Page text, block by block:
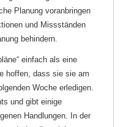
Planung voranbringen
und Missständen
behindern.
einfach als eine
hoffen, dass sie sie am
Woche erledigen.
und gibt einige
Handlungen. In der